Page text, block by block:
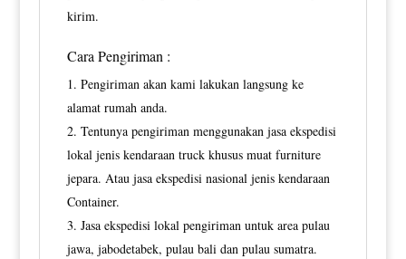
kirim.
Cara Pengiriman :
Pengiriman akan kami lakukan langsung ke
alamat rumah anda.
Tentunya pengiriman menggunakan jasa ekspedisi
lokal jenis kendaraan truck khusus muat furniture
jepara. Atau jasa ekspedisi nasional jenis kendaraan
Container.
Jasa ekspedisi lokal pengiriman untuk area pulau
jawa, jabodetabek, pulau bali dan pulau sumatra.